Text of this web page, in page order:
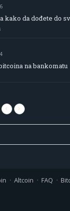
kako da dođete do
na bankomatu
Altcoin FAQ